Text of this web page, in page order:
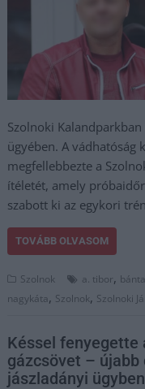
Szolnoki
ügyében. A vádhatóság
megfellebbezte a
ítéletét, amely
szabott ki az egykori
TOVÁBB OLVASOM
Szolnok a. tibor,
nagykáta, Szolnok, Szolnoki
Késsel fenyegette
gázcsövet –
jászladányi ügyben